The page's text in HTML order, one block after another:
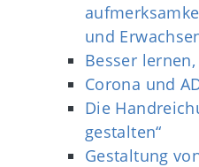
und
Besser
Corona und
Die
gestalten“
Gestaltung